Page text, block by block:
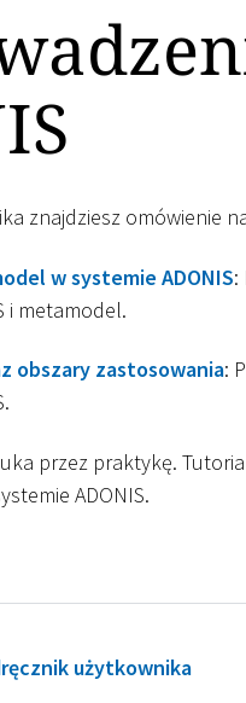
znajdziesz omówienie
w systemie ADONIS:
i metamodel.
obszary zastosowania:
przez praktykę.
ADONIS.
użytkownika